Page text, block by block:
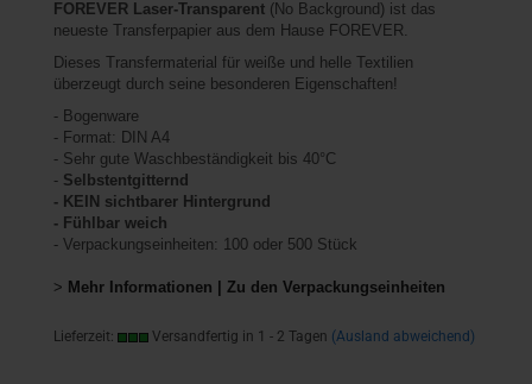
FOREVER Laser-Transparent (No Background) ist das
neueste Transferpapier aus dem Hause FOREVER.
Dieses Transfermaterial für weiße und helle Textilien
überzeugt durch seine besonderen Eigenschaften!
- Bogenware
- Format: DIN A4
- Sehr gute Waschbeständigkeit bis 40°C
- Selbstentgitternd
- KEIN sichtbarer Hintergrund
- Fühlbar weich
- Verpackungseinheiten: 100 oder 500 Stück
> Mehr Informationen | Zu den Verpackungseinheiten
Lieferzeit: Versandfertig in 1 - 2 Tagen (Ausland abweichend)